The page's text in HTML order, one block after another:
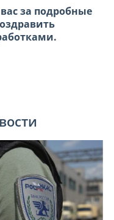
за подробные